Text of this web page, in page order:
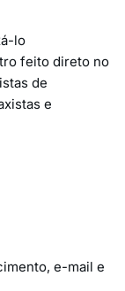
lo
feito direto no
de
e
e-mail e